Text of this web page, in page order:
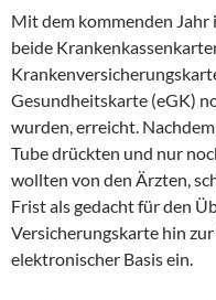
Mit dem kommenden Jahr
beide
Gesundheitskarte (eGK)
wurden, erreicht.
Tube drückten und nur
wollten von den Ärzten,
Frist als gedacht für den
Versicherungskarte hin
elektronischer Basis ein.